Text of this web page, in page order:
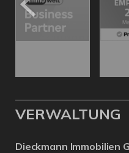
VERWALTUNG
Dieckmann Immobilien